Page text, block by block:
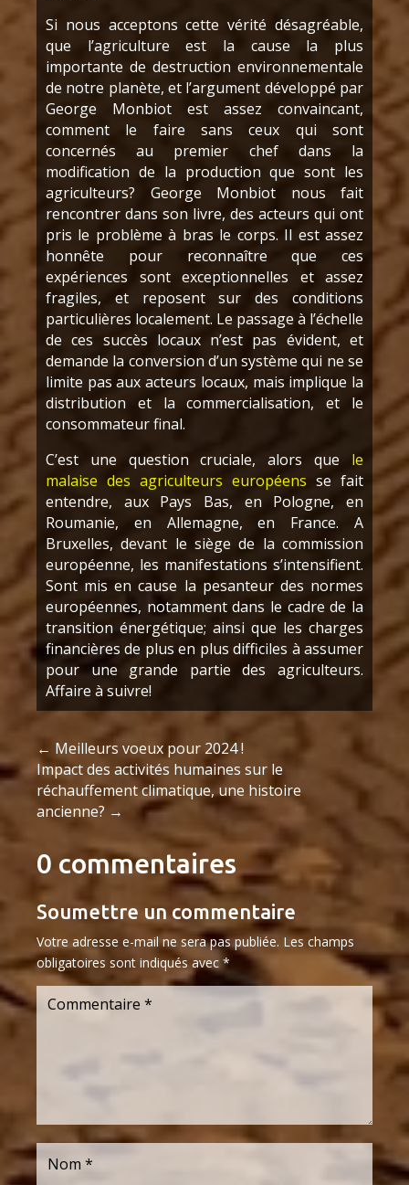
Si nous acceptons cette vérité désagréable,
que l’agriculture est la cause la plus
importante de destruction environnementale
de notre planète, et l’argument développé par
George Monbiot est assez convaincant,
comment le faire sans ceux qui sont
concernés au premier chef dans la
modification de la production que sont les
agriculteurs? George Monbiot nous fait
rencontrer dans son livre, des acteurs qui ont
pris le problème à bras le corps. Il est assez
honnête pour reconnaître que ces
expériences sont exceptionnelles et assez
fragiles, et reposent sur des conditions
particulières localement. Le passage à l’échelle
de ces succès locaux n’est pas évident, et
demande la conversion d’un système qui ne se
limite pas aux acteurs locaux, mais implique la
distribution et la commercialisation, et le
consommateur final.
C’est une question cruciale, alors que le
malaise des agriculteurs européens se fait
entendre, aux Pays Bas, en Pologne, en
Roumanie, en Allemagne, en France. A
Bruxelles, devant le siège de la commission
européenne, les manifestations s’intensifient.
Sont mis en cause la pesanteur des normes
européennes, notamment dans le cadre de la
transition énergétique; ainsi que les charges
financières de plus en plus difficiles à assumer
pour une grande partie des agriculteurs.
Affaire à suivre!
← Meilleurs voeux pour 2024 !
Impact des activités humaines sur le
réchauffement climatique, une histoire
ancienne? →
0 commentaires
Soumettre un commentaire
Votre adresse e-mail ne sera pas publiée. Les champs
obligatoires sont indiqués avec *